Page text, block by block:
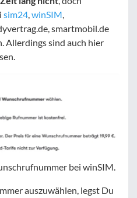
sim24 winSIM
smartmobil.de
Allerdings sind auch hier
bei winSIM.
auszuwählen, legst Du